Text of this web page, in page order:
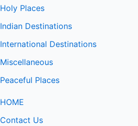
Holy Places
Indian Destinations
International Destinations
Miscellaneous
Peaceful Places
HOME
Contact Us